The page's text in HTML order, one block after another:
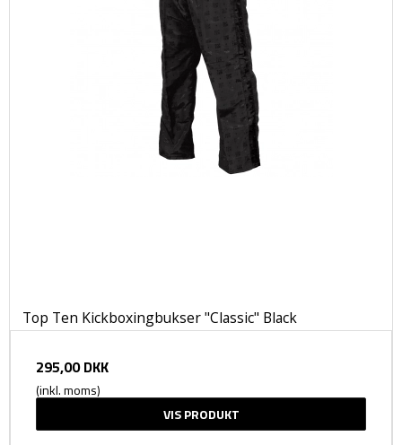
Top Ten Kickboxingbukser "Classic" Black
295,00 DKK
(inkl. moms)
VIS PRODUKT